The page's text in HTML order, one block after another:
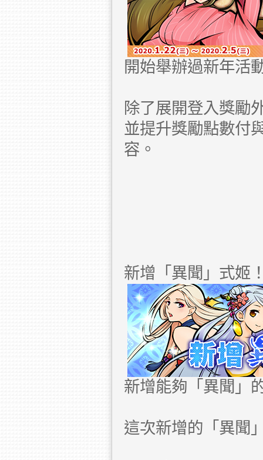
開始舉辦過新年活
除了展開登入獎勵
並提升獎勵點數付
容。
新增「異聞」式姬
新增能夠「異聞」
這次新增的「異聞